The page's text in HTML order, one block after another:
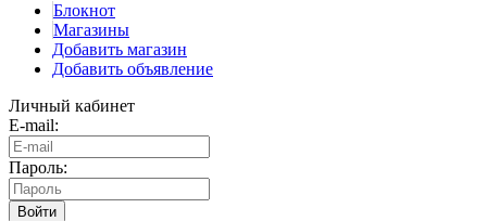
Блокнот
Магазины
Добавить магазин
Добавить объявление
Личный кабинет
E-mail:
Пароль:
Войти